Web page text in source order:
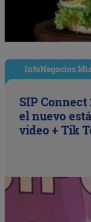
InfoNegocios
SIP
el nuevo
video + Tik